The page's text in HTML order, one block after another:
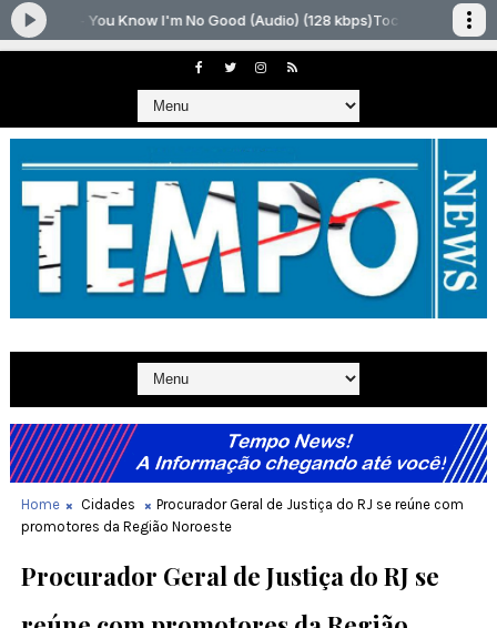
Home Cidades
Procurador Geral de Justiça do RJ se reúne com
promotores da Região Noroeste
Procurador Geral de Justiça do RJ se